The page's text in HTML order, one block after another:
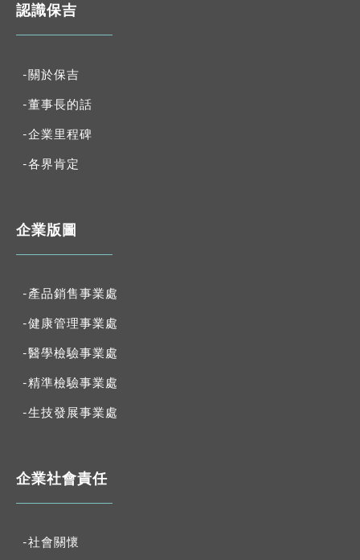
認識保吉
-關於保吉
-董事長的話
-企業里程碑
-各界肯定
企業版圖
-產品銷售事業處
-健康管理事業處
-醫學檢驗事業處
-精準檢驗事業處
-生技發展事業處
企業社會責任
-社會關懷